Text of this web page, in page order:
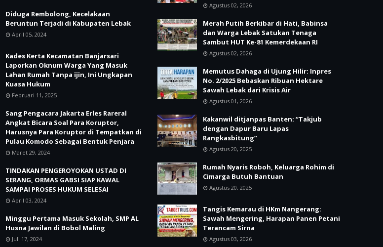
Diduga Rembolong, Kecelakaan
Beruntun Terjadi di Kabupaten Lebak
April 05, 2024
Kades Kerta Kecamatan Banjarsari
Laporkan Oknum Warga Yang Masuk
Lahan Rumah Tanpa ijin, Ini Ungkapan
Kuasa Hukum
Februari 11, 2025
Sang Pengacara Jakarta Erles Rareral
Angkat Bicara Soal Para Koruptor,
Harusnya Para Koruptor di Tempatkan di
Pulau Komodo Sebagai Bentuk Penjara
Maret 29, 2024
TINDAKAN PENGEROYOKAN USTAD DI
SERANG, ORMAS GABSI SIAP KAWAL
SAMPAI PROSES HUKUM SELESAI
April 03, 2024
Minggu Pertama Masuk Sekolah, SMP AL
Husna Jawilan di Bobol Maling
Juli 17, 2024
Agustus 02, 2026
Merah Putih Berkibar di Hati, Babinsa
dan Warga Lebak Satukan Tenaga
Sambut HUT Ke-81 Kemerdekaan RI
Agustus 02, 2026
Memutus Dahaga di Ujung Hilir: Inpres
No. 2/2025 Bebaskan Ribuan Hektare
Sawah Lebak dari Krisis Air
Agustus 01, 2026
Kakanwil ditjanpas Banten: “Takjub
dengan Dapur Baru Lapas
Rangkasbitung”
Agustus 20, 2025
Rumah Nyaris Roboh, Keluarga Rohim di
Cimarga Butuh Bantuan
Agustus 20, 2025
Tangis Kemarau di HKm Nangerang:
Sawah Mengering, Harapan Panen Petani
Terancam Sirna
Agustus 03, 2026